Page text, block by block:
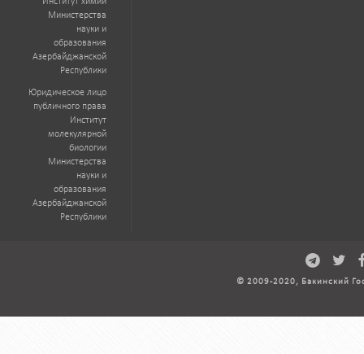
Министерства
науки и
образования
Азербайджанской
Республики
Юридическое лицо
публичного права
Институт
молекулярной
биологии
Министерства
науки и
образования
Азербайджанской
Республики
© 2009-2020, Бакинский